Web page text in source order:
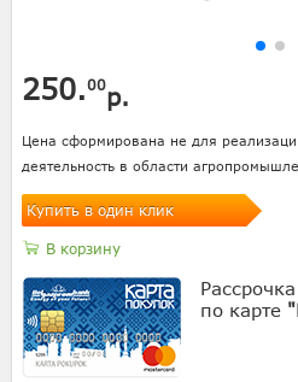
250.00р.
Цена сформирована не для
деятельность в области
Купить в один клик
В корзину
по карте